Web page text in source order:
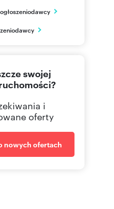
swojej
i
oferty
nowych ofertach